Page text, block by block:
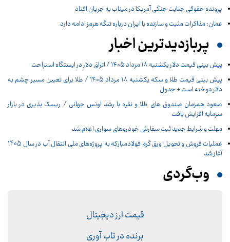
پرونده حقوقی جنایت جنگی آمریکا در میناب به جریان افتاد
عمان: مذاکرات مثبت و سازنده با ایران درباره تنگه هرمز ادامه دارد
پربازدیدترین اخبار
پیش ‌بینی قیمت دلار یکشنبه ۱۸ مرداد ۱۴۰۵ / اتراق دلار در ایستگاه استراحت
پیش‌ بینی قیمت طلا و سکه یکشنبه ۱۸ مرداد ۱۴۰۵ / طلا برای تعیین مسیر چشم به
دلار دوخته است + جدول
صعود همزمان صندوق های طلا و نقره با رشد اونس جهانی / ریسک پذیری در بازار
سرمایه افزایش یافت
مهلت و شرایط جدید ثبت سفارش خودروهای سواری اعلام شد
عملیات فروش و تحویل ورق گرم فولادمبارکه به پروژه‌های ملی انتقال آب در سال 1405
آغاز شد
وب‌گردی
قیمت ارز دیجیتال
برنده در تاب آوری